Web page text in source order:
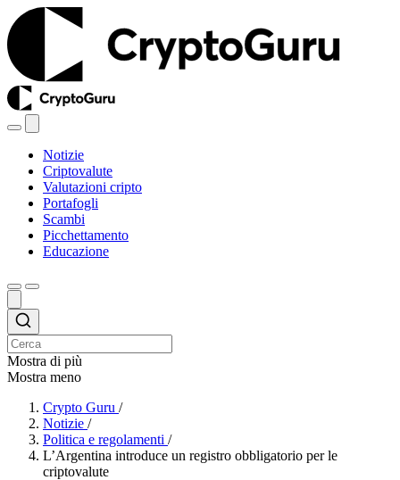
Notizie
Criptovalute
Valutazioni cripto
Portafogli
Scambi
Picchettamento
Educazione
Mostra di più
Mostra meno
Crypto Guru /
Notizie /
Politica e regolamenti /
L’Argentina introduce un registro obbligatorio per le
criptovalute